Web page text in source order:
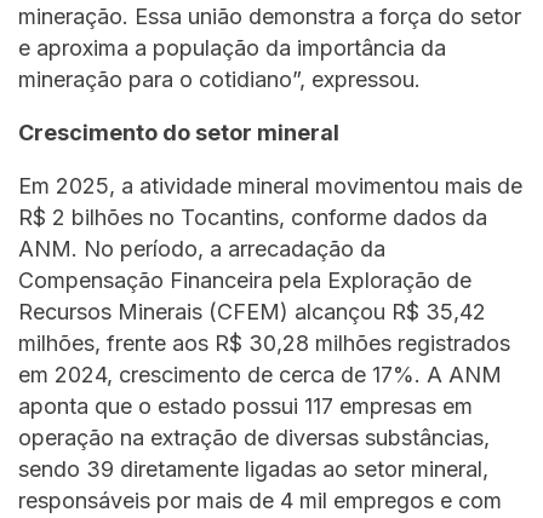
mineração. Essa união demonstra a força do setor
e aproxima a população da importância da
mineração para o cotidiano”, expressou.
Crescimento do setor mineral
Em 2025, a atividade mineral movimentou mais de
R$ 2 bilhões no Tocantins, conforme dados da
ANM. No período, a arrecadação da
Compensação Financeira pela Exploração de
Recursos Minerais (CFEM) alcançou R$ 35,42
milhões, frente aos R$ 30,28 milhões registrados
em 2024, crescimento de cerca de 17%. A ANM
aponta que o estado possui 117 empresas em
operação na extração de diversas substâncias,
sendo 39 diretamente ligadas ao setor mineral,
responsáveis por mais de 4 mil empregos e com